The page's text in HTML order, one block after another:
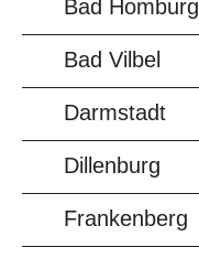
Bad Homburg
Bad Vilbel
Darmstadt
Dillenburg
Frankenberg